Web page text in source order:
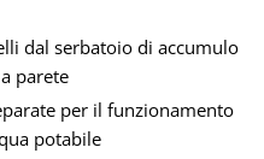
dal serbatoio di accumulo
parete
per il funzionamento
potabile